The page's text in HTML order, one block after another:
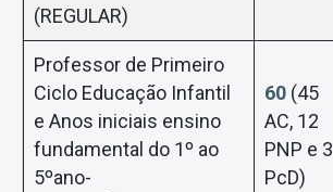
(REGULAR)
Professor de Primeiro
Ciclo Educação Infantil
e Anos iniciais ensino
fundamental do 1º ao
5ºano-
60 (45
AC, 12
PNP e 3
PcD)